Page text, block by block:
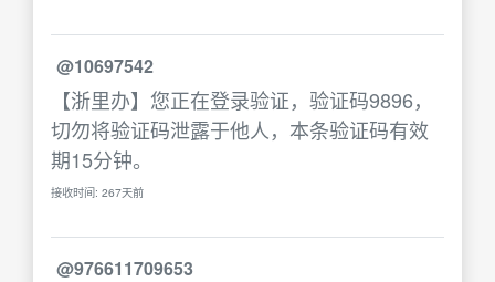
@10697542
【浙里办】您正在登录验证，验证码9896，
切勿将验证码泄露于他人，本条验证码有效
期15分钟。
接收时间: 267天前
@976611709653